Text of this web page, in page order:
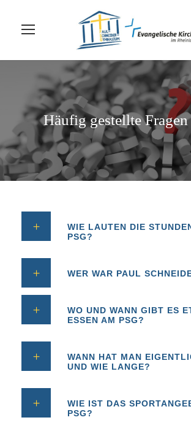
Häufig gestellte
WIE LAUTEN DIE
PSG?
WER WAR PAUL
WO UND WANN GIBT ES
ESSEN AM PSG?
WANN HAT MAN
UND WIE LANGE?
WIE IST DAS
PSG?